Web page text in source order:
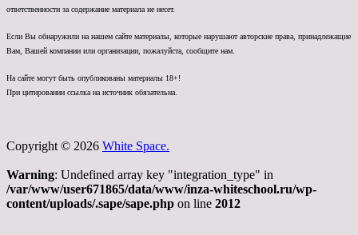
ответственности за содержание материала не несет.
Если Вы обнаружили на нашем сайте материалы, которые нарушают авторские права, принадлежащие
Вам, Вашей компании или организации, пожалуйста, сообщите нам.
На сайте могут быть опубликованы материалы 18+!
При цитировании ссылка на источник обязательна.
Copyright © 2026 White Space.
Warning: Undefined array key "integration_type" in
/var/www/user671865/data/www/inza-whiteschool.ru/wp-
content/uploads/.sape/sape.php on line 2012